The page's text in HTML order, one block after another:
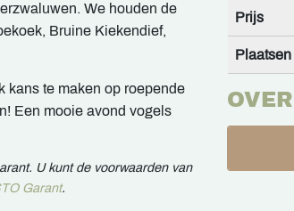
We houden de
Bruine Kiekendief,
kans te maken op roepende
Een mooie avond vogels
U kunt de voorwaarden van
Garant.
Prijs